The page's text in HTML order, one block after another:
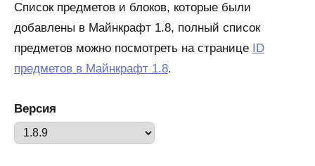
Список предметов и блоков, которые были
добавлены в Майнкрафт 1.8, полный список
предметов можно посмотреть на странице ID
предметов в Майнкрафт 1.8.
Версия